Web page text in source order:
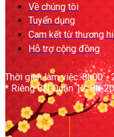
Về chúng tôi
Tuyển dụng
Cam kết từ thương
Hỗ trợ cộng đồng
Thời gian làm việc: 8h00 -
* Riêng CN Quận 12: 8h-